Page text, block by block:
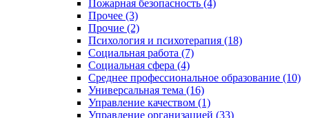
Пожарная безопасность (4)
Прочее (3)
Прочие (2)
Психология и психотерапия (18)
Социальная работа (7)
Социальная сфера (4)
Среднее профессиональное образование (10)
Универсальная тема (16)
Управление качеством (1)
Управление организацией (33)